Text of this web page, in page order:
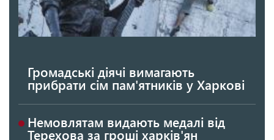
Громадські діячі вимагають
прибрати сім пам'ятників у Харкові
Немовлятам видають медалі від
Терехова за гроші харків'ян